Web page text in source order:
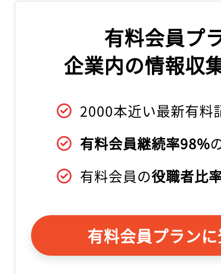
有料会員プ
企業内の情報収
2000本近い最新有料
有料会員継続率98%
有料会員の役職者比
有料会員プラン